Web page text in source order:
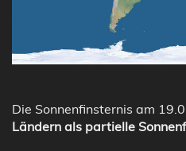
Die Sonnenfinsternis am
Ländern als partielle